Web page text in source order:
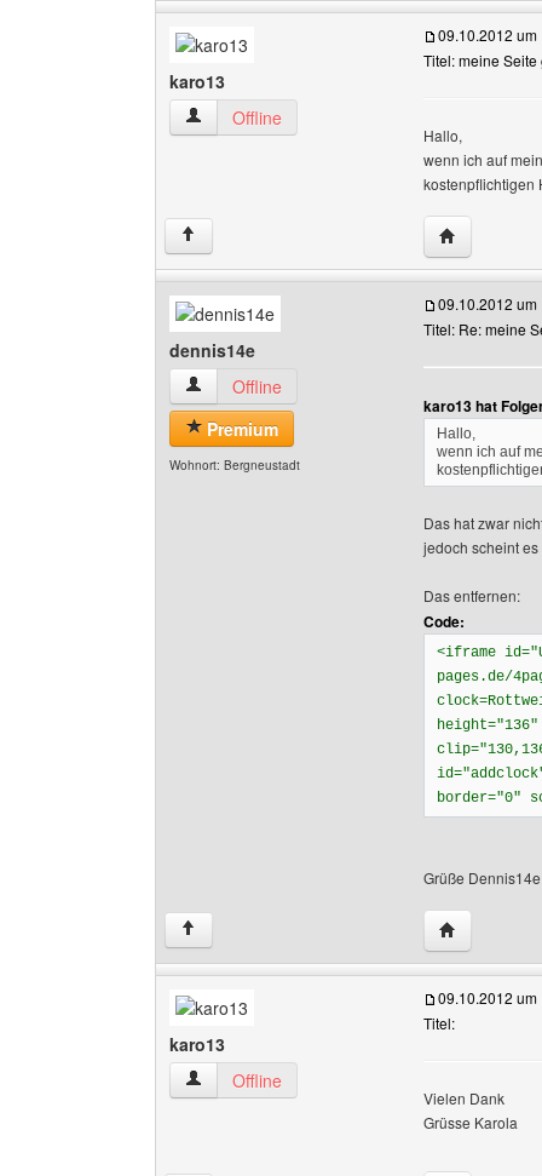
karo13
karo13 Benutzer-Profile anzeigen
Offline
09.10.2012 um
Titel: meine Seite
Hallo,
wenn ich auf
kostenpflichtigen
↑ Website
dennis14e
dennis14e Benutzer-Profile anzeigen
Offline
Premium
Wohnort: Bergneustadt
09.10.2012 um
Titel: Re: meine
karo13 hat
Hallo,
wenn ich auf
Das hat zwar
jedoch scheint
Das entfernen:
Code:
<iframe
pages.de/
border="0"
Grüße Dennis14e
↑ Website
karo13
karo13 Benutzer-Profile anzeigen
Offline
09.10.2012 um
Titel:
Vielen Dank
Grüsse Karola